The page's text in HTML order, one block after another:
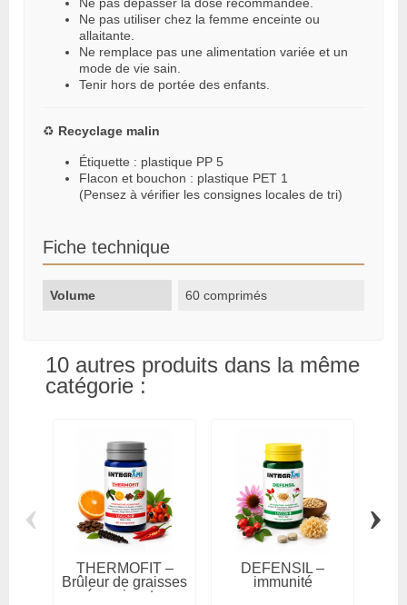
Ne pas utiliser chez la femme enceinte ou
allaitante.
Ne remplace pas une alimentation variée et un
mode de vie sain.
Tenir hors de portée des enfants.
♻️ Recyclage malin
Étiquette : plastique PP 5
Flacon et bouchon : plastique PET 1
(Pensez à vérifier les consignes locales de tri)
Fiche technique
Volume 60 comprimés
10 autres produits dans la même
catégorie :
THERMOFIT –
Brûleur de graisses
énergisant...
DEFENSIL –
immunité
‹ ›